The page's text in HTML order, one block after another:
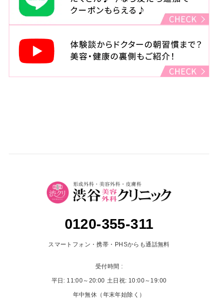
月・木・金（祝日をのぞく）
：11:00～14:00 15:00～23:00
火・水
土・日・祝
：10:00～14:00 15:00～19:00
0120-355-311
スマートフォン・携帯・PHSからも通話無料
受付時間 :
平日: 11:00～20:00 土日祝: 10:00～19:00
年中無休（年末年始除く）